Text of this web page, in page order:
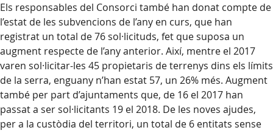
Els responsables del Consorci també han donat compte de
l’estat de les subvencions de l’any en curs, que han
registrat un total de 76 sol·licituds, fet que suposa un
augment respecte de l’any anterior. Així, mentre el 2017
varen sol·licitar-les 45 propietaris de terrenys dins els límits
de la serra, enguany n’han estat 57, un 26% més. Augment
també per part d’ajuntaments que, de 16 el 2017 han
passat a ser sol·licitants 19 el 2018. De les noves ajudes,
per a la custòdia del territori, un total de 6 entitats sense